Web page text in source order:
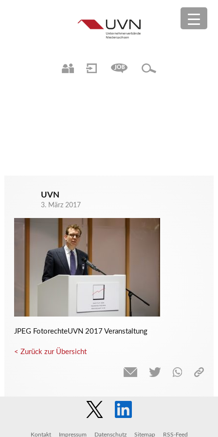
UVN
3. März 2017
JPEG FotorechteUVN 2017 Veranstaltung
< Zurück zur Übersicht
Kontakt Impressum Datenschutz Sitemap RSS-Feed